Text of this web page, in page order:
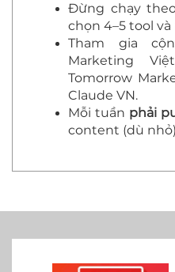
Đừng chạy
chọn 4–5 tool
Tham gia
Marketing
Tomorrow
Claude VN.
Mỗi tuần phải
content (dù